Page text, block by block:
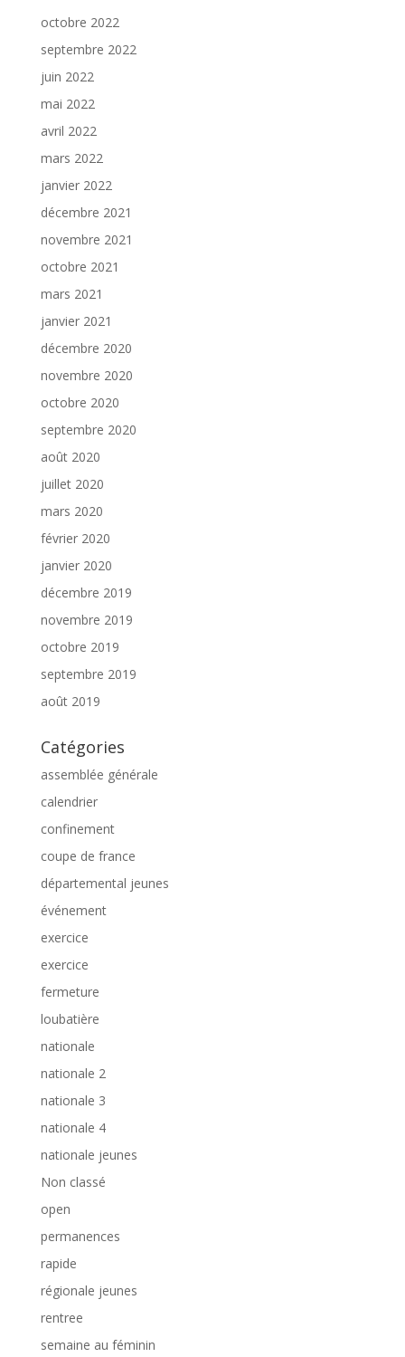
octobre 2022
septembre 2022
juin 2022
mai 2022
avril 2022
mars 2022
janvier 2022
décembre 2021
novembre 2021
octobre 2021
mars 2021
janvier 2021
décembre 2020
novembre 2020
octobre 2020
septembre 2020
août 2020
juillet 2020
mars 2020
février 2020
janvier 2020
décembre 2019
novembre 2019
octobre 2019
septembre 2019
août 2019
Catégories
assemblée générale
calendrier
confinement
coupe de france
départemental jeunes
événement
exercice
exercice
fermeture
loubatière
nationale
nationale 2
nationale 3
nationale 4
nationale jeunes
Non classé
open
permanences
rapide
régionale jeunes
rentree
semaine au féminin